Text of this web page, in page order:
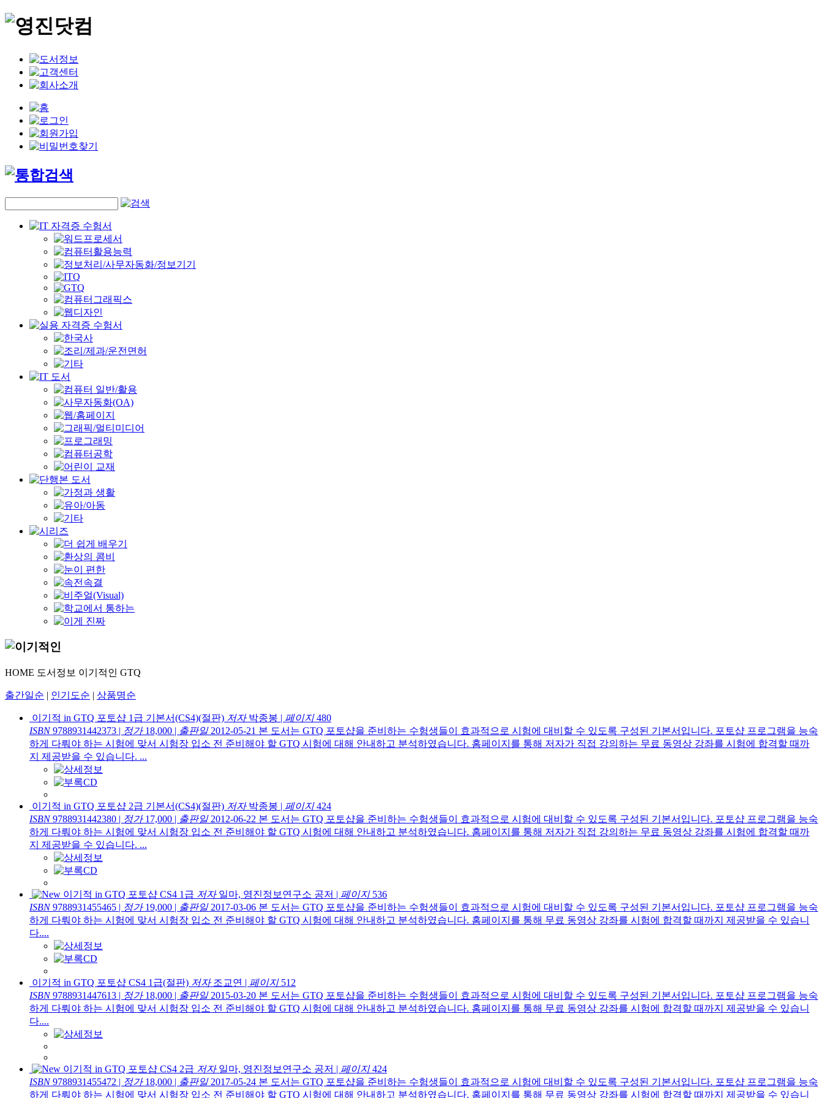
HOME 도서정보 이기적인 GTQ
출간일순 | 인기도순 | 상품명순
이기적 in GTQ 포토샵 1급 기본서(CS4)(절판) 저자박종봉 | 페이지480
ISBN9788931442373 | 정가18,000 | 출판일2012-05-21 본 도서는 GTQ 포토샵을 준비하는 수험생들이 효과적으로 시험에 대비할 수 있도록 구성된 기본서입니다. 포토샵 프로그램을 능숙
하게 다뤄야 하는 시험에 맞서 시험장 입소 전 준비해야 할 GTQ 시험에 대해 안내하고 분석하였습니다. 홈페이지를 통해 저자가 직접 강의하는 무료 동영상 강좌를 시험에 합격할 때까
지 제공받을 수 있습니다. ...
이기적 in GTQ 포토샵 2급 기본서(CS4)(절판) 저자박종봉 | 페이지424
ISBN9788931442380 | 정가17,000 | 출판일2012-06-22 본 도서는 GTQ 포토샵을 준비하는 수험생들이 효과적으로 시험에 대비할 수 있도록 구성된 기본서입니다. 포토샵 프로그램을 능숙
하게 다뤄야 하는 시험에 맞서 시험장 입소 전 준비해야 할 GTQ 시험에 대해 안내하고 분석하였습니다. 홈페이지를 통해 저자가 직접 강의하는 무료 동영상 강좌를 시험에 합격할 때까
지 제공받을 수 있습니다. ...
이기적 in GTQ 포토샵 CS4 1급 저자일마, 영진정보연구소 공저 | 페이지536
ISBN9788931455465 | 정가19,000 | 출판일2017-03-06 본 도서는 GTQ 포토샵을 준비하는 수험생들이 효과적으로 시험에 대비할 수 있도록 구성된 기본서입니다. 포토샵 프로그램을 능숙
하게 다뤄야 하는 시험에 맞서 시험장 입소 전 준비해야 할 GTQ 시험에 대해 안내하고 분석하였습니다. 홈페이지를 통해 무료 동영상 강좌를 시험에 합격할 때까지 제공받을 수 있습니
다....
이기적 in GTQ 포토샵 CS4 1급(절판) 저자조교연 | 페이지512
ISBN9788931447613 | 정가18,000 | 출판일2015-03-20 본 도서는 GTQ 포토샵을 준비하는 수험생들이 효과적으로 시험에 대비할 수 있도록 구성된 기본서입니다. 포토샵 프로그램을 능숙
하게 다뤄야 하는 시험에 맞서 시험장 입소 전 준비해야 할 GTQ 시험에 대해 안내하고 분석하였습니다. 홈페이지를 통해 무료 동영상 강좌를 시험에 합격할 때까지 제공받을 수 있습니
다....
이기적 in GTQ 포토샵 CS4 2급 저자일마, 영진정보연구소 공저 | 페이지424
ISBN9788931455472 | 정가18,000 | 출판일2017-05-24 본 도서는 GTQ 포토샵을 준비하는 수험생들이 효과적으로 시험에 대비할 수 있도록 구성된 기본서입니다. 포토샵 프로그램을 능숙
하게 다뤄야 하는 시험에 맞서 시험장 입소 전 준비해야 할 GTQ 시험에 대해 안내하고 분석하였습니다. 홈페이지를 통해 무료 동영상 강좌를 시험에 합격할 때까지 제공받을 수 있습니